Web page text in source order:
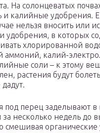
На солонцеватых
и калийные удобрения.
нельзя вносить или
удобрения, в которых
хлорированной
аммоний, калий-
соли – к этому
растения будут
под перец заделывают в
несколько недель до
смешивая органические